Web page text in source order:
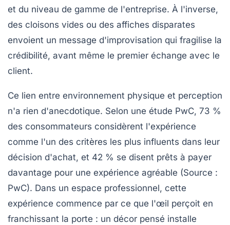
et du niveau de gamme de l'entreprise. À l'inverse,
des cloisons vides ou des affiches disparates
envoient un message d'improvisation qui fragilise la
crédibilité, avant même le premier échange avec le
client.
Ce lien entre environnement physique et perception
n'a rien d'anecdotique. Selon une étude PwC, 73 %
des consommateurs considèrent l'expérience
comme l'un des critères les plus influents dans leur
décision d'achat, et 42 % se disent prêts à payer
davantage pour une expérience agréable (Source :
PwC). Dans un espace professionnel, cette
expérience commence par ce que l'œil perçoit en
franchissant la porte : un décor pensé installe